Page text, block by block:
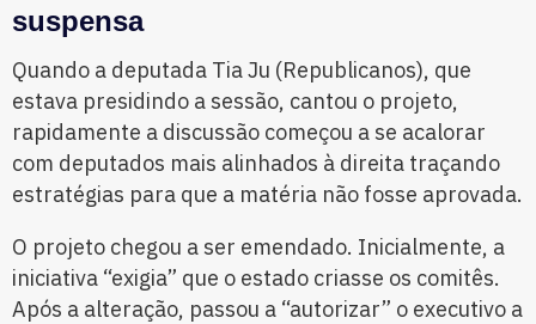
suspensa
Quando a deputada Tia Ju (Republicanos), que
estava presidindo a sessão, cantou o projeto,
rapidamente a discussão começou a se acalorar
com deputados mais alinhados à direita traçando
estratégias para que a matéria não fosse aprovada.
O projeto chegou a ser emendado. Inicialmente, a
iniciativa “exigia” que o estado criasse os comitês.
Após a alteração, passou a “autorizar” o executivo a